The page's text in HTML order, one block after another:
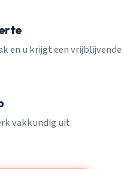
en u krijgt een vrijblijvende
vakkundig uit.